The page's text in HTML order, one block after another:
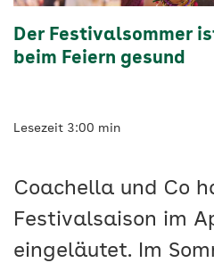
Der Festivalsommer
beim Feiern gesund
Lesezeit 3:00 min
Coachella und Co
Festivalsaison im
eingeläutet. Im